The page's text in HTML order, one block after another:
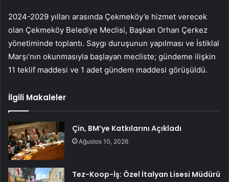
2024-2029 yılları arasında Çekmeköy’e hizmet verecek
olan Çekmeköy Belediye Meclisi, Başkan Orhan Çerkez
yönetiminde toplantı. Saygı duruşunun yapılması ve İstiklal
Marşı’nın okunmasıyla başlayan mecliste; gündeme ilişkin
11 teklif maddesi ve 1 adet gündem maddesi görüşüldü.
İlgili Makaleler
Çin, BM’ye Katkılarını Açıkladı
Ağustos 10, 2026
Tez-Koop-İş: Özel İtalyan Lisesi Müdürü